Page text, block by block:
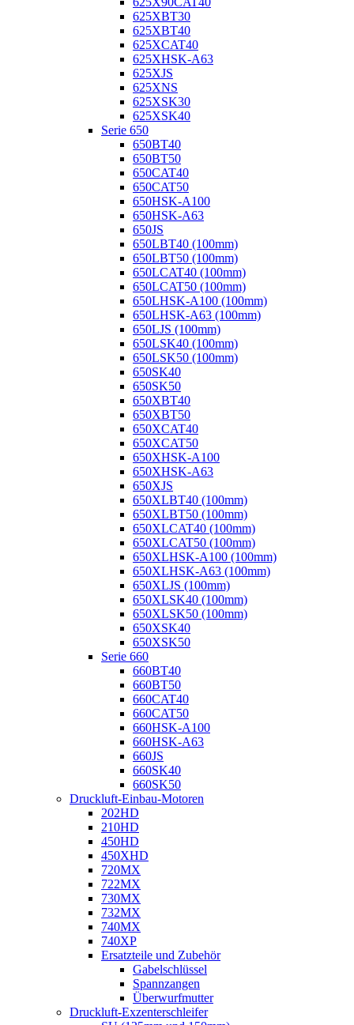
625XBT30
625XBT40
625XCAT40
625XHSK-A63
625XJS
625XNS
625XSK30
625XSK40
Serie 650
650BT40
650BT50
650CAT40
650CAT50
650HSK-A100
650HSK-A63
650JS
650LBT40 (100mm)
650LBT50 (100mm)
650LCAT40 (100mm)
650LCAT50 (100mm)
650LHSK-A100 (100mm)
650LHSK-A63 (100mm)
650LJS (100mm)
650LSK40 (100mm)
650LSK50 (100mm)
650SK40
650SK50
650XBT40
650XBT50
650XCAT40
650XCAT50
650XHSK-A100
650XHSK-A63
650XJS
650XLBT40 (100mm)
650XLBT50 (100mm)
650XLCAT40 (100mm)
650XLCAT50 (100mm)
650XLHSK-A100 (100mm)
650XLHSK-A63 (100mm)
650XLJS (100mm)
650XLSK40 (100mm)
650XLSK50 (100mm)
650XSK40
650XSK50
Serie 660
660BT40
660BT50
660CAT40
660CAT50
660HSK-A100
660HSK-A63
660JS
660SK40
660SK50
Druckluft-Einbau-Motoren
202HD
210HD
450HD
450XHD
720MX
722MX
730MX
732MX
740MX
740XP
Ersatzteile und Zubehör
Gabelschlüssel
Spannzangen
Überwurfmutter
Druckluft-Exzenterschleifer